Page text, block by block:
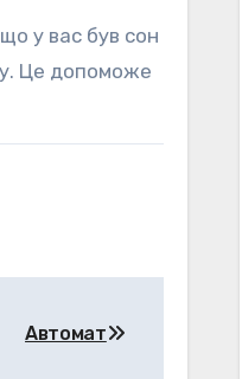
у вас був сон
Це допоможе
Автомат